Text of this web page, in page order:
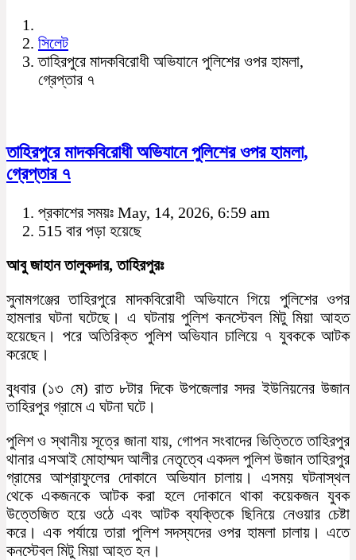
সিলেট
তাহিরপুরে মাদকবিরোধী অভিযানে পুলিশের ওপর হামলা,
গ্রেপ্তার ৭
তাহিরপুরে মাদকবিরোধী অভিযানে পুলিশের ওপর হামলা,
গ্রেপ্তার ৭
প্রকাশের সময়ঃ May, 14, 2026, 6:59 am
515 বার পড়া হয়েছে
আবু জাহান তালুকদার, তাহিরপুরঃ
সুনামগঞ্জের তাহিরপুরে মাদকবিরোধী অভিযানে গিয়ে পুলিশের ওপর
হামলার ঘটনা ঘটেছে। এ ঘটনায় পুলিশ কনস্টেবল মিটু মিয়া আহত
হয়েছেন। পরে অতিরিক্ত পুলিশ অভিযান চালিয়ে ৭ যুবককে আটক
করেছে।
বুধবার (১৩ মে) রাত ৮টার দিকে উপজেলার সদর ইউনিয়নের উজান
তাহিরপুর গ্রামে এ ঘটনা ঘটে।
পুলিশ ও স্থানীয় সূত্রে জানা যায়, গোপন সংবাদের ভিত্তিতে তাহিরপুর
থানার এসআই মোহাম্মদ আলীর নেতৃত্বে একদল পুলিশ উজান তাহিরপুর
গ্রামের আশ্রাফুলের দোকানে অভিযান চালায়। এসময় ঘটনাস্থল
থেকে একজনকে আটক করা হলে দোকানে থাকা কয়েকজন যুবক
উত্তেজিত হয়ে ওঠে এবং আটক ব্যক্তিকে ছিনিয়ে নেওয়ার চেষ্টা
করে। এক পর্যায়ে তারা পুলিশ সদস্যদের ওপর হামলা চালায়। এতে
কনস্টেবল মিটু মিয়া আহত হন।